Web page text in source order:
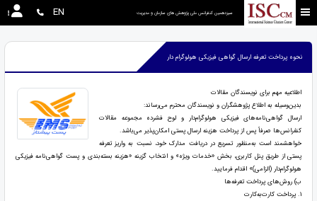
سیزدهمین کنفرانس ملی پژوهش های سازمان و مدیریت EN
نحوه پرداخت تعرفه ارسال گواهی فیزیکی هولوگرام دار
اطلاعیه مهم برای نویسندگان مقالات
بدین‌وسیله به اطلاع پژوهشگران و نویسندگان محترم می‌رساند:
ارسال گواهی‌نامه‌های فیزیکی هولوگرام‌دار و لوح فشرده مجموعه مقالات
کنفرانس‌ها صرفاً پس از پرداخت هزینه ارسال پستی امکان‌پذیر می‌باشد.
خواهشمند است به‌منظور تسریع در دریافت مدارک خود، نسبت به واریز تعرفه
پستی از طریق پنل کاربری، بخش «خدمات ویژه» و انتخاب گزینه «هزینه بسته‌بندی و پست گواهی‌نامه فیزیکی
هولوگرام‌دار (الزامی)» اقدام فرمایید.
ب) روش‌های پرداخت تعرفه‌ها
1. پرداخت کارت‌به‌کارت